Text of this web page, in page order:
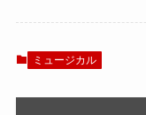
ミュージカル